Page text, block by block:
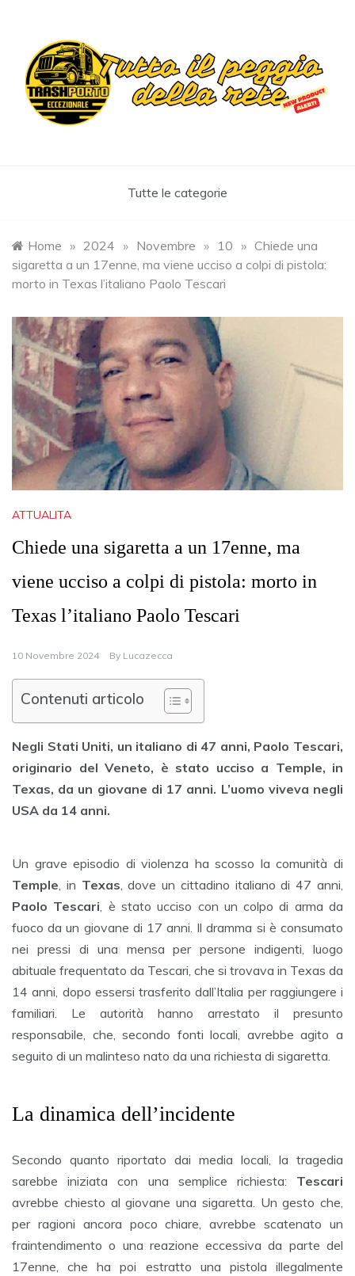
content
Tutte le categorie
Home » 2024 » Novembre » 10 » Chiede una
sigaretta a un 17enne, ma viene ucciso a colpi di pistola:
morto in Texas l’italiano Paolo Tescari
ATTUALITA
Chiede una sigaretta a un 17enne, ma
viene ucciso a colpi di pistola: morto in
Texas l’italiano Paolo Tescari
10 Novembre 2024 By Lucazecca
Contenuti articolo
Negli Stati Uniti, un italiano di 47 anni, Paolo Tescari,
originario del Veneto, è stato ucciso a Temple, in
Texas, da un giovane di 17 anni. L’uomo viveva negli
USA da 14 anni.
Un grave episodio di violenza ha scosso la comunità di
Temple, in Texas, dove un cittadino italiano di 47 anni,
Paolo Tescari, è stato ucciso con un colpo di arma da
fuoco da un giovane di 17 anni. Il dramma si è consumato
nei pressi di una mensa per persone indigenti, luogo
abituale frequentato da Tescari, che si trovava in Texas da
14 anni, dopo essersi trasferito dall’Italia per raggiungere i
familiari. Le autorità hanno arrestato il presunto
responsabile, che, secondo fonti locali, avrebbe agito a
seguito di un malinteso nato da una richiesta di sigaretta.
La dinamica dell’incidente
Secondo quanto riportato dai media locali, la tragedia
sarebbe iniziata con una semplice richiesta: Tescari
avrebbe chiesto al giovane una sigaretta. Un gesto che,
per ragioni ancora poco chiare, avrebbe scatenato un
fraintendimento o una reazione eccessiva da parte del
17enne, che ha poi estratto una pistola illegalmente